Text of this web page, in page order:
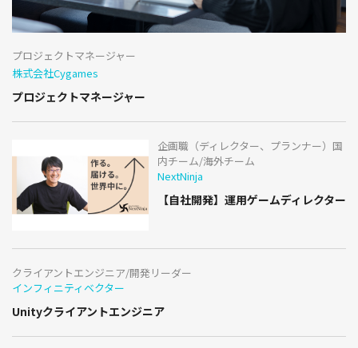
プロジェクトマネージャー
株式会社Cygames
プロジェクトマネージャー
企画職（ディレクター、プランナー）国
内チーム/海外チーム
NextNinja
【自社開発】運用ゲームディレクター
クライアントエンジニア/開発リーダー
インフィニティベクター
Unityクライアントエンジニア